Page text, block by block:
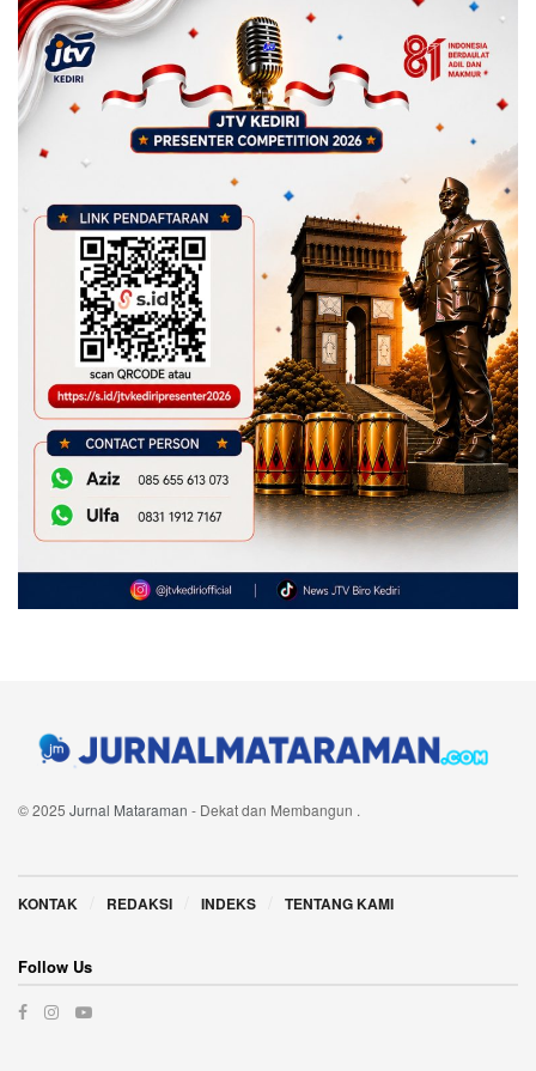
© 2025 Jurnal Mataraman - Dekat dan Membangun .
KONTAK REDAKSI INDEKS TENTANG KAMI
Follow Us